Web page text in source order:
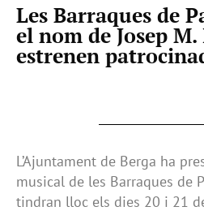
Les Barraques de
el nom de Josep
estrenen
L’Ajuntament de Berga ha
musical de les Barraques de
tindran lloc els dies 20 i 21